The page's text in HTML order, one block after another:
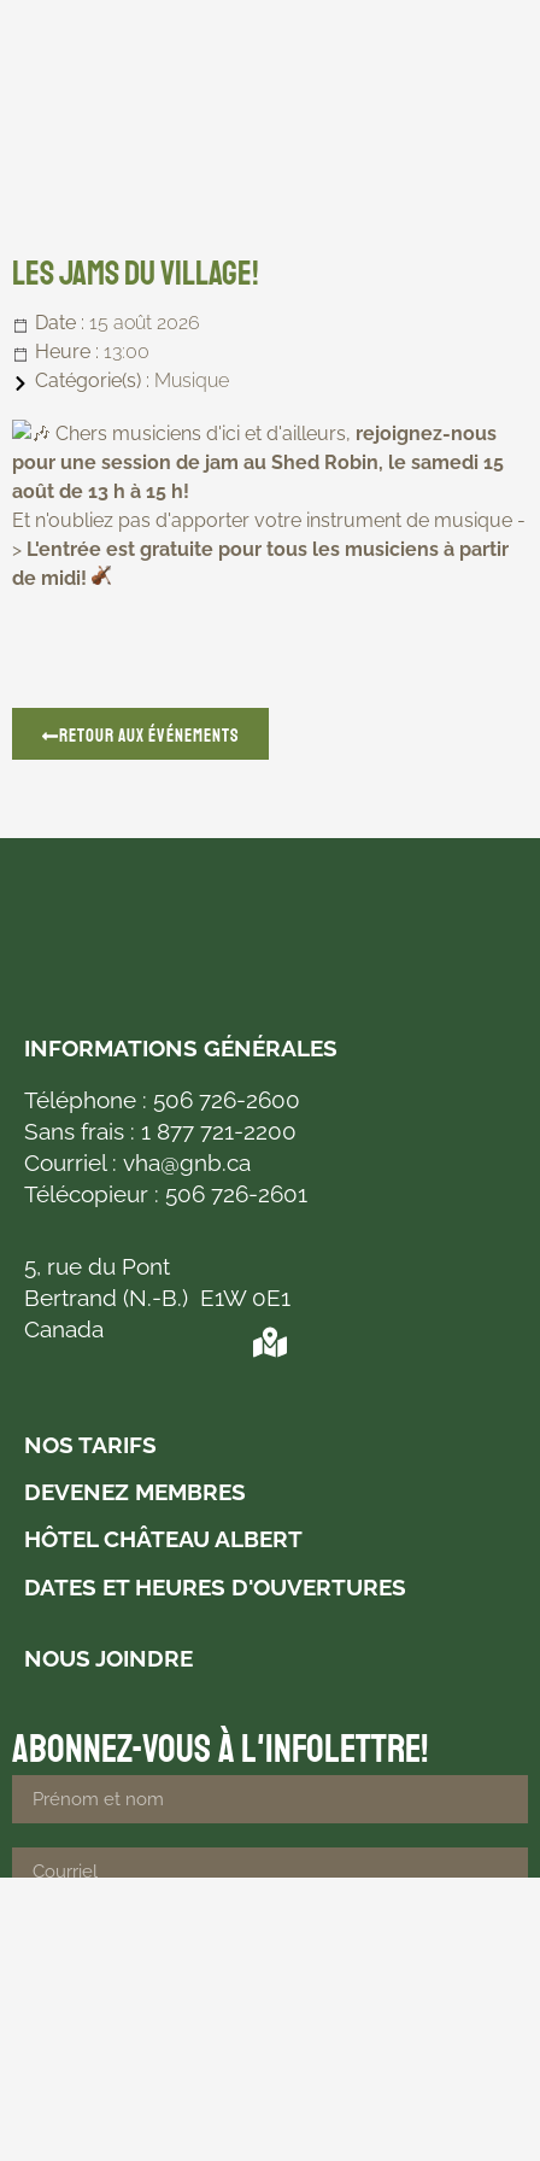
Les Jams du Village!
Date : 15 août 2026
Heure : 13:00
Catégorie(s) : Musique
Chers musiciens d'ici et d'ailleurs, rejoignez-nous
pour une session de jam au Shed Robin, le samedi 15
août de 13 h à 15 h!
Et n'oubliez pas d'apporter votre instrument de musique -
> L'entrée est gratuite pour tous les musiciens à partir
de midi!
Retour aux événements
Abonnez-vous à l'infolettre!
INFORMATIONS GÉNÉRALES
Téléphone : 506 726-2600
Sans frais : 1 877 721-2200
Courriel : vha@gnb.ca
Télécopieur : 506 726-2601
5, rue du Pont
Bertrand (N.-B.) E1W 0E1
Canada
NOS TARIFS
DEVENEZ MEMBRES
HÔTEL CHÂTEAU ALBERT
DATES ET HEURES D'OUVERTURES
NOUS JOINDRE